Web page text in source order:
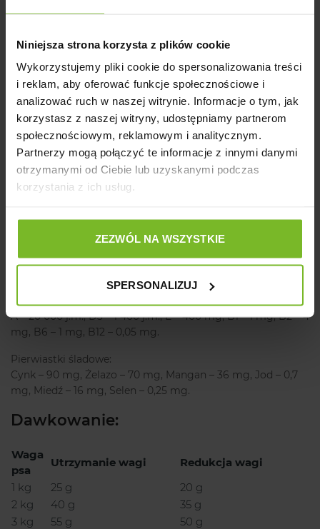
Niniejsza strona korzysta z plików cookie
Wykorzystujemy pliki cookie do spersonalizowania treści
i reklam, aby oferować funkcje społecznościowe i
analizować ruch w naszej witrynie. Informacje o tym, jak
korzystasz z naszej witryny, udostępniamy partnerom
społecznościowym, reklamowym i analitycznym.
Partnerzy mogą połączyć te informacje z innymi danymi
otrzymanymi od Ciebie lub uzyskanymi podczas
korzystania z ich usług.
ZEZWÓL NA WSZYSTKIE
SPERSONALIZUJ
Wilgotność – 10%
Wapń – 1,5%
Fosfor – 1%
Sód – 0,3%
Magnez – 0,09%
Omega-3 – 0,35%
Wartość energetyczna:3 720 kcal/kg
Dodatki dietetyczne (na 1 kg):
Witaminy:
A – 20 000 j.m., D3 – 1 400 j.m., E – 400 mg, B1 – 1 mg, B2 – 4
mg, B6 – 1 mg, B12 – 0,05 mg.
Pierwiastki śladowe:
Cynk – 90 mg, Żelazo – 70 mg, Mangan – 36 mg, Jod – 0,7
mg, Miedź – 16 mg, Selen – 0,25 mg.
Dawkowanie:
Waga
psa
Utrzymanie wagi
Redukcja wagi
1 kg
25 g
20 g
2 kg
40 g
35 g
3 kg
55 g
50 g